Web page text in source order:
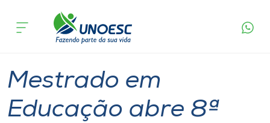
Cursos
Pesquisa
acontece
Mestrado em
Educação abre 8ª